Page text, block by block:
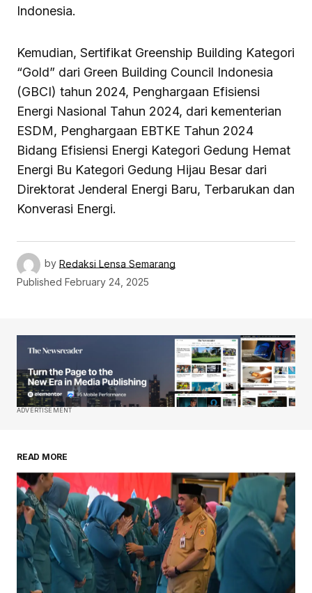
Indonesia.
Kemudian, Sertifikat Greenship Building Kategori
“Gold” dari Green Building Council Indonesia
(GBCI) tahun 2024, Penghargaan Efisiensi
Energi Nasional Tahun 2024, dari kementerian
ESDM, Penghargaan EBTKE Tahun 2024
Bidang Efisiensi Energi Kategori Gedung Hemat
Energi Bu Kategori Gedung Hijau Besar dari
Direktorat Jenderal Energi Baru, Terbarukan dan
Konverasi Energi.
by Redaksi Lensa Semarang
Published February 24, 2025
ADVERTISEMENT
READ MORE